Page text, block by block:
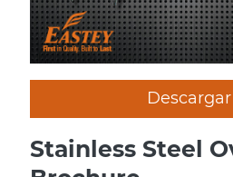
Descargar
Stainless Steel